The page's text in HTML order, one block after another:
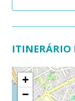
ITINERÁRIO
+
−